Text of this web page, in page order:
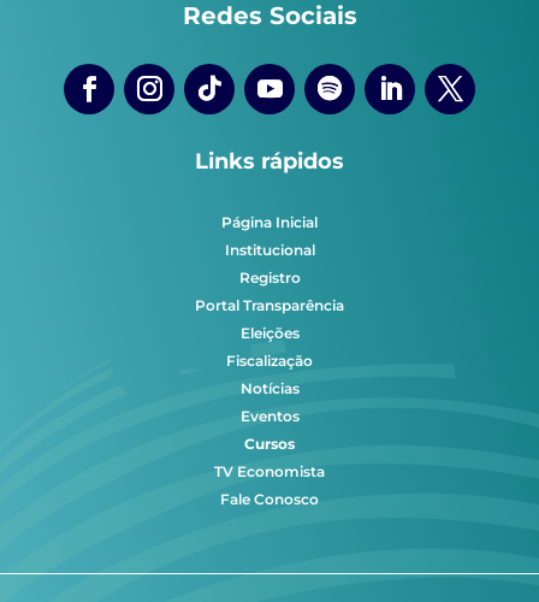
Redes Sociais
Links rápidos
Página Inicial
Institucional
Registro
Portal Transparência
Eleições
Fiscalização
Notícias
Eventos
Cursos
TV Economista
Fale Conosco